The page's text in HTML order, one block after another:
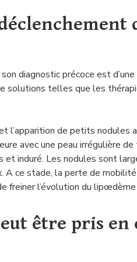
diagnostic précoce est
solutions telles que les
l’apparition de petits nodules
avec une peau irrégulière de
induré. Les nodules sont
A ce stade, la perte de
freiner l’évolution du
être pris en